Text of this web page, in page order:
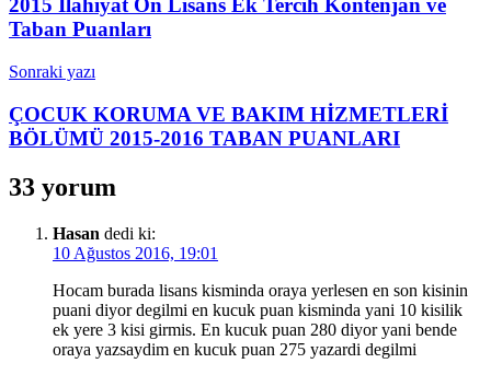
2015 İlahiyat Ön Lisans Ek Tercih Kontenjan ve
Taban Puanları
Sonraki yazı
ÇOCUK KORUMA VE BAKIM HİZMETLERİ
BÖLÜMÜ 2015-2016 TABAN PUANLARI
33 yorum
Hasan dedi ki:
10 Ağustos 2016, 19:01
Hocam burada lisans kisminda oraya yerlesen en son kisinin
puani diyor degilmi en kucuk puan kisminda yani 10 kisilik
ek yere 3 kisi girmis. En kucuk puan 280 diyor yani bende
oraya yazsaydim en kucuk puan 275 yazardi degilmi